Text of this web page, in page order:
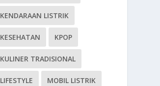
KENDARAAN LISTRIK
KESEHATAN KPOP
KULINER TRADISIONAL
LIFESTYLE MOBIL LISTRIK